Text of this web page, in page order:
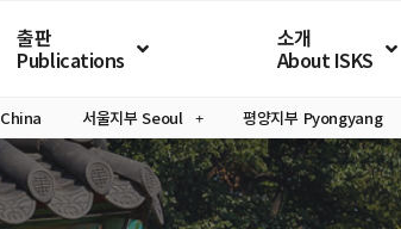
출판
Publications
소개
About ISKS
China 서울지부 Seoul 평양지부 Pyongyang